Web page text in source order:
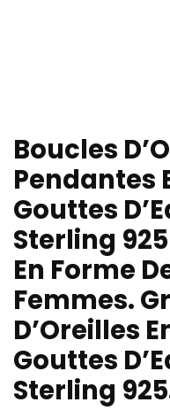
Boucles
Pendantes
Gouttes
Sterling
En Forme
Femmes.
D’Oreilles
Gouttes
Sterling